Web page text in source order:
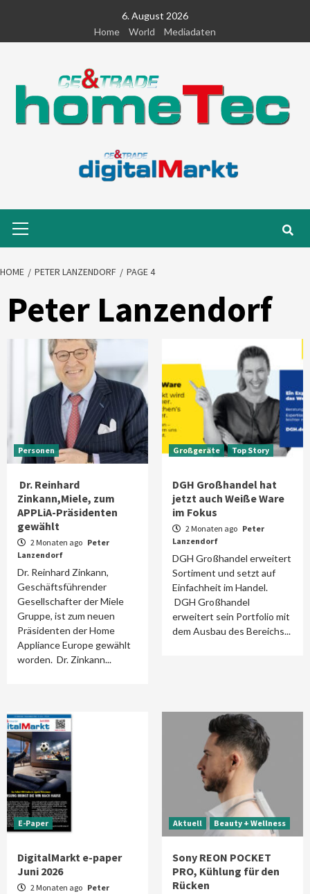
content
6. August 2026
Home
World Mediadaten
Menu
HOME PETER LANZENDORF PAGE 4
Peter Lanzendorf
Personen
Dr. Reinhard
Zinkann,Miele, zum
APPLiA-Präsidenten
gewählt
2 Monaten ago Peter
Lanzendorf
Dr. Reinhard Zinkann,
Geschäftsführender
Gesellschafter der Miele
Gruppe, ist zum neuen
Präsidenten der Home
Appliance Europe gewählt
worden. Dr. Zinkann...
Großgeräte Top Story
DGH Großhandel hat
jetzt auch Weiße Ware
im Fokus
2 Monaten ago Peter
Lanzendorf
DGH Großhandel erweitert
Sortiment und setzt auf
Einfachheit im Handel.
DGH Großhandel
erweitert sein Portfolio mit
dem Ausbau des Bereichs...
E-Paper
DigitalMarkt e-paper
Juni 2026
2 Monaten ago Peter
Aktuell Beauty + Wellness
Sony REON POCKET
PRO, Kühlung für den
Rücken